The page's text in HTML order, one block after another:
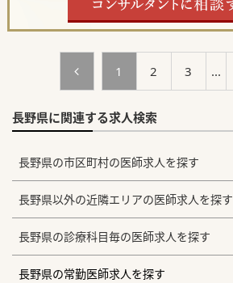
1 2 3 ...
長野県に関連する求人検索
長野県の市区町村の医師求人を探す
長野県以外の近隣エリアの医師求人を探す
長野県の診療科目毎の医師求人を探す
長野県の常勤医師求人を探す